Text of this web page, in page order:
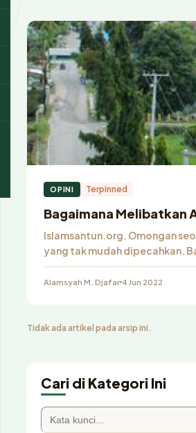
OPINI Terpinned
Bagaimana Melibatkan
Islamsantun.org. Omongan
yang tak mudah dipecahkan.
Alamsyah M. Djafar 4 Jun 2022
Tidak ada artikel pada arsip ini.
Cari di Kategori Ini